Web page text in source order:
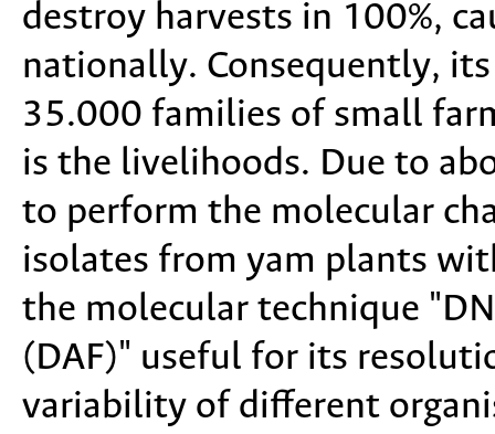
destroy harvests in 100%,
nationally. Consequently,
35.000 families of small
is the livelihoods. Due to
to perform the molecular
isolates from yam plants
the molecular technique
(DAF)" useful for its
variability of different